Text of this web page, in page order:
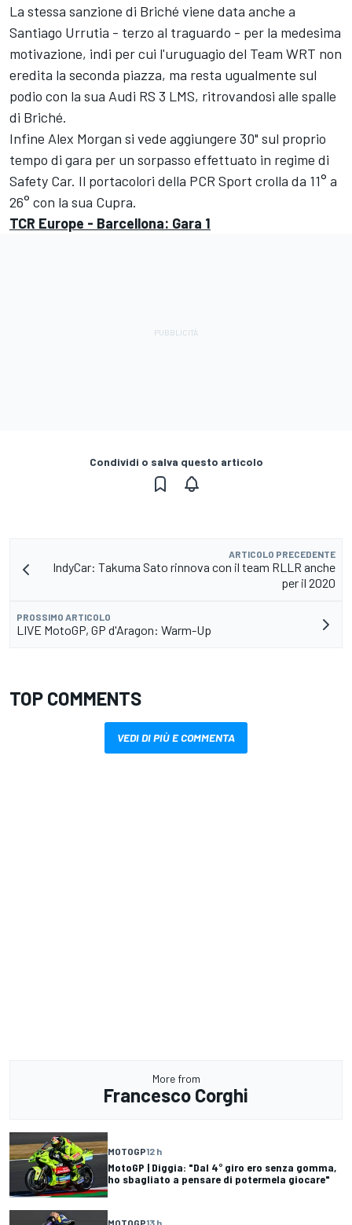
La stessa sanzione di Briché viene data anche a
Santiago Urrutia - terzo al traguardo - per la medesima
motivazione, indi per cui l'uruguagio del Team WRT non
eredita la seconda piazza, ma resta ugualmente sul
podio con la sua Audi RS 3 LMS, ritrovandosi alle spalle
di Briché.
Infine Alex Morgan si vede aggiungere 30" sul proprio
tempo di gara per un sorpasso effettuato in regime di
Safety Car. Il portacolori della PCR Sport crolla da 11° a
26° con la sua Cupra.
TCR Europe - Barcellona: Gara 1
Condividi o salva questo articolo
ARTICOLO PRECEDENTE
IndyCar: Takuma Sato rinnova con il team RLLR anche
per il 2020
PROSSIMO ARTICOLO
LIVE MotoGP, GP d'Aragon: Warm-Up
TOP COMMENTS
VEDI DI PIÙ E COMMENTA
More from
Francesco Corghi
MOTOGP12 h
MotoGP | Diggia: "Dal 4° giro ero senza gomma,
ho sbagliato a pensare di potermela giocare"